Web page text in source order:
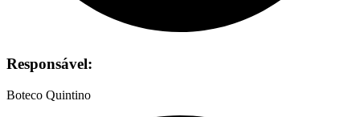
Responsável:
Boteco Quintino